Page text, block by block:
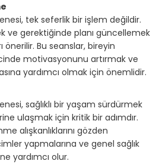
tek seferlik bir işlem değildir.
ve gerektiğinde planı güncellemek
önerilir. Bu seanslar, bireyin
motivasyonunu artırmak ve
yardımcı olmak için önemlidir.
sağlıklı bir yaşam sürdürmek
ulaşmak için kritik bir adımdır.
alışkanlıklarını gözden
yapmalarına ve genel sağlık
yardımcı olur.